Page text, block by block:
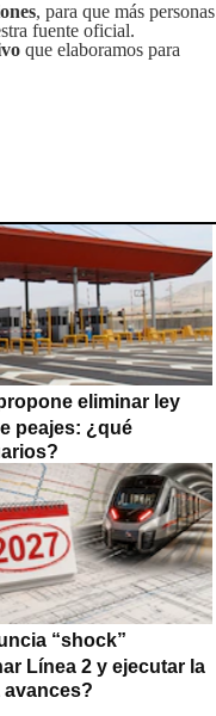
, para que más personas
fuente oficial.
que elaboramos para
eliminar ley
peajes: ¿qué
“shock”
Línea 2 y ejecutar la
avances?